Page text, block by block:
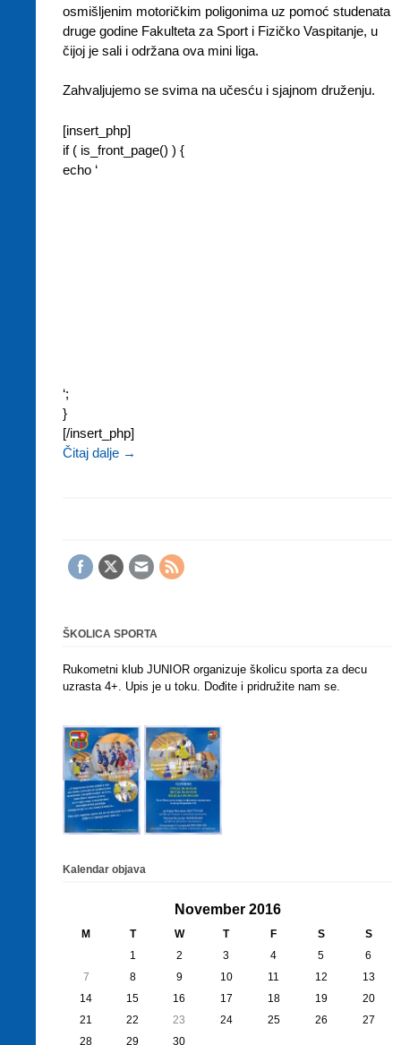
osmišljenim motoričkim poligonima uz pomoć studenata
druge godine Fakulteta za Sport i Fizičko Vaspitanje, u
čijoj je sali i održana ova mini liga.
Zahvaljujemo se svima na učesću i sjajnom druženju.
[insert_php]
if ( is_front_page() ) {
echo ‘
‘;
}
[/insert_php]
Čitaj dalje →
ŠKOLICA SPORTA
Rukometni klub JUNIOR organizuje školicu sporta za decu
uzrasta 4+. Upis je u toku. Dođite i pridružite nam se.
Kalendar objava
November 2016
M T W T F S
S
1
2 3 4 5
6
7
8 9 10 11 12
13
14
15 16 17 18 19
20
21
22 23 24 25 26
27
28
29 30